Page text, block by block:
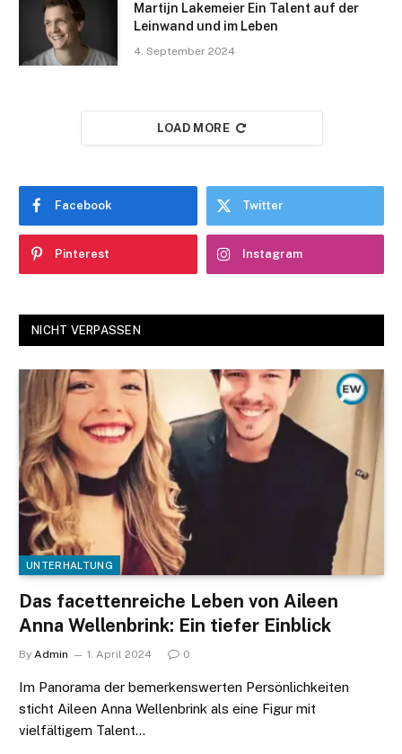
Martijn Lakemeier Ein Talent auf der
Leinwand und im Leben
4. September 2024
LOAD MORE
Facebook Twitter
Pinterest Instagram
NICHT VERPASSEN
UNTERHALTUNG
Das facettenreiche Leben von Aileen
Anna Wellenbrink: Ein tiefer Einblick
By Admin 1. April 2024 0
Im Panorama der bemerkenswerten Persönlichkeiten
sticht Aileen Anna Wellenbrink als eine Figur mit
vielfältigem Talent…